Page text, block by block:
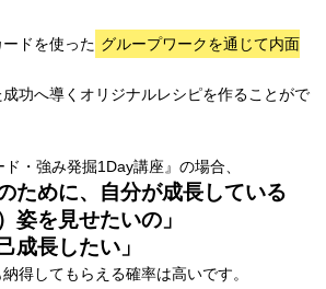
ドを使った グループワークを通じて内面
功へ導くオリジナルレシピを作ることがで
・強み発掘1Day講座』の場合、
ために、自分が成長している
姿を見せたいの」
成長したい」
得してもらえる確率は高いです。